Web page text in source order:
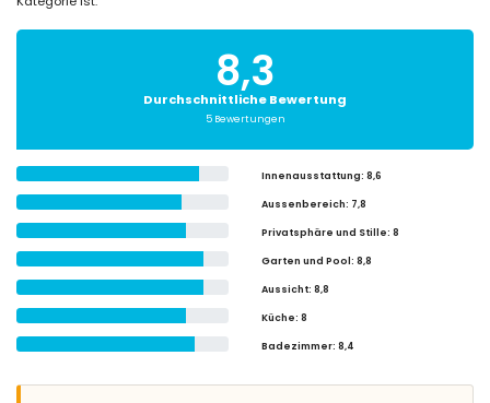
8,3
Durchschnittliche Bewertung
5 Bewertungen
Innenausstattung: 8,6
Aussenbereich: 7,8
Privatsphäre und Stille: 8
Garten und Pool: 8,8
Aussicht: 8,8
Küche: 8
Badezimmer: 8,4